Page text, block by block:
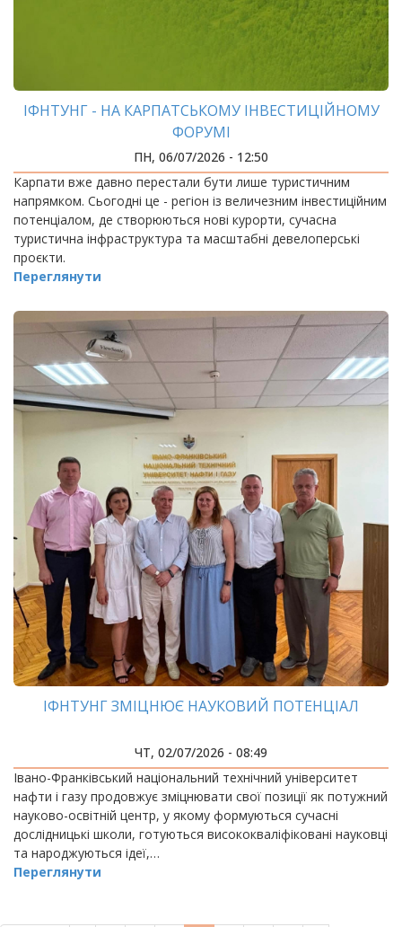
ІФНТУНГ - НА КАРПАТСЬКОМУ ІНВЕСТИЦІЙНОМУ
ФОРУМІ
ПН, 06/07/2026 - 12:50
Карпати вже давно перестали бути лише туристичним
напрямком. Сьогодні це - регіон із величезним інвестиційним
потенціалом, де створюються нові курорти, сучасна
туристична інфраструктура та масштабні девелоперські
проєкти.
Переглянути
ІФНТУНГ ЗМІЦНЮЄ НАУКОВИЙ ПОТЕНЦІАЛ
ЧТ, 02/07/2026 - 08:49
Івано-Франківський національний технічний університет
нафти і газу продовжує зміцнювати свої позиції як потужний
науково-освітній центр, у якому формуються сучасні
дослідницькі школи, готуються висококваліфіковані науковці
та народжуються ідеї,…
Переглянути